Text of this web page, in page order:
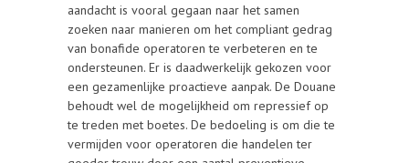
aandacht is vooral gegaan naar het samen
zoeken naar manieren om het compliant gedrag
van bonafide operatoren te verbeteren en te
ondersteunen. Er is daadwerkelijk gekozen voor
een gezamenlijke proactieve aanpak. De Douane
behoudt wel de mogelijkheid om repressief op
te treden met boetes. De bedoeling is om die te
vermijden voor operatoren die handelen ter